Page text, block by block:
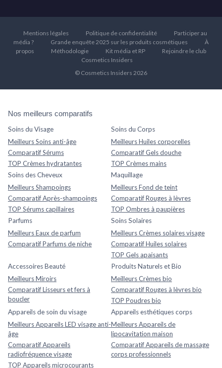
Mentions légales Politique de confidentialité
Participer au
média ?
Grande enquête 2025 sur les produits cosmétiques
À
propos
Méthodologie Kit média et RP
Rejoindre le club
Cosmetics Insiders
© Cosmetics Insiders 2026
Nos meilleurs comparatifs
Soins du Visage
Meilleurs Soins anti-âge
Comparatif Sérums
TOP Crèmes hydratantes
Soins du Corps
Meilleurs Huiles corporelles
Comparatif Gels douche
TOP Crèmes mains
Soins des Cheveux
Meilleurs Shampoings
Comparatif Après-shampoings
TOP Sérums capillaires
Maquillage
Meilleurs Fond de teint
Comparatif Rouges à lèvres
TOP Ombres à paupières
Parfums
Meilleurs Eaux de parfum
Comparatif Parfums de niche
Soins Solaires
Meilleurs Crèmes solaires visage
Comparatif Huiles solaires
TOP Gels apaisants
Accessoires Beauté
Meilleurs Miroirs
Comparatif Lisseurs et fers à
boucler
Produits Naturels et Bio
Meilleurs Crèmes bio
Comparatif Rouges à lèvres bio
TOP Poudres bio
Appareils de soin du visage
Meilleurs Appareils LED visage anti-
âge
Comparatif Appareils
radiofréquence visage
TOP Appareils microcourants
Appareils esthétiques corps
Meilleurs Appareils de
lipocavitation maison
Comparatif Appareils de massage
corps professionnels